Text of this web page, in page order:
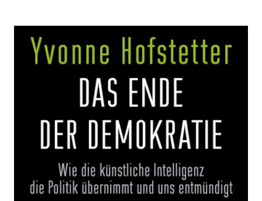
Das Ende der
Demokratie
Zur Wunschliste hinzufügen
Wie die künstliche Intelligenz die Politik übernimmt